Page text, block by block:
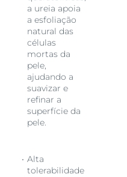
a ureia apoia
a esfoliação
natural das
células
mortas da
pele,
ajudando a
suavizar e
refinar a
superfície da
pele.
Alta
tolerabilidade